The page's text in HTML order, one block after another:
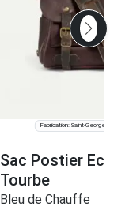
Fabrication: Saint-
Sac Postier
Tourbe
Bleu de Chauffe